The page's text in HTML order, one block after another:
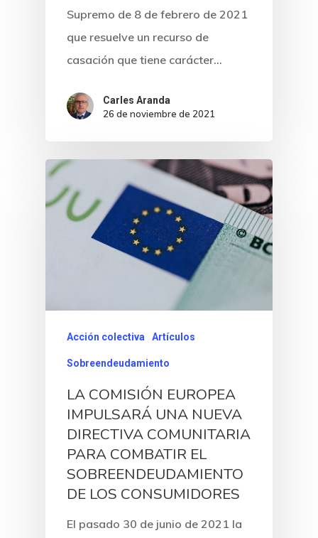
Supremo de 8 de febrero de 2021
que resuelve un recurso de
casación que tiene carácter…
Carles Aranda
26 de noviembre de 2021
Acción colectiva Artículos
Sobreendeudamiento
LA COMISIÓN EUROPEA
IMPULSARÁ UNA NUEVA
DIRECTIVA COMUNITARIA
PARA COMBATIR EL
SOBREENDEUDAMIENTO
DE LOS CONSUMIDORES
El pasado 30 de junio de 2021 la